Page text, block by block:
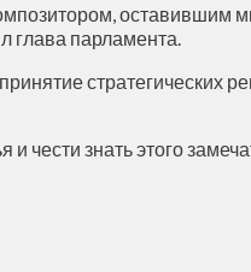
оставившим
глава парламента.
стратегических
чести знать этого